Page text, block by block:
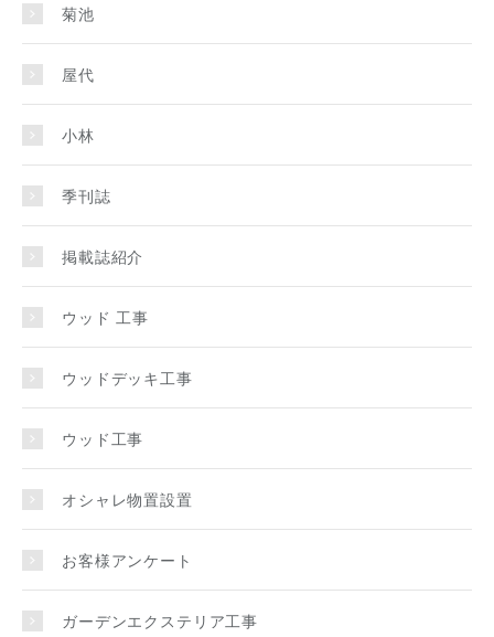
菊池
屋代
小林
季刊誌
掲載誌紹介
ウッド 工事
ウッドデッキ工事
ウッド工事
オシャレ物置設置
お客様アンケート
ガーデンエクステリア工事